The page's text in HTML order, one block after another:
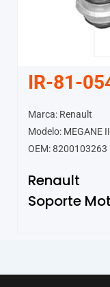
IR-81-
Marca: Renault
Modelo: MEGANE
OEM: 8200103263
Renault
Soporte